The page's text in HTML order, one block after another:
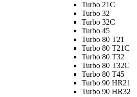
Turbo 21C
Turbo 32
Turbo 32C
Turbo 45
Turbo 80 T21
Turbo 80 T21C
Turbo 80 T32
Turbo 80 T32C
Turbo 80 T45
Turbo 90 HR21
Turbo 90 HR32